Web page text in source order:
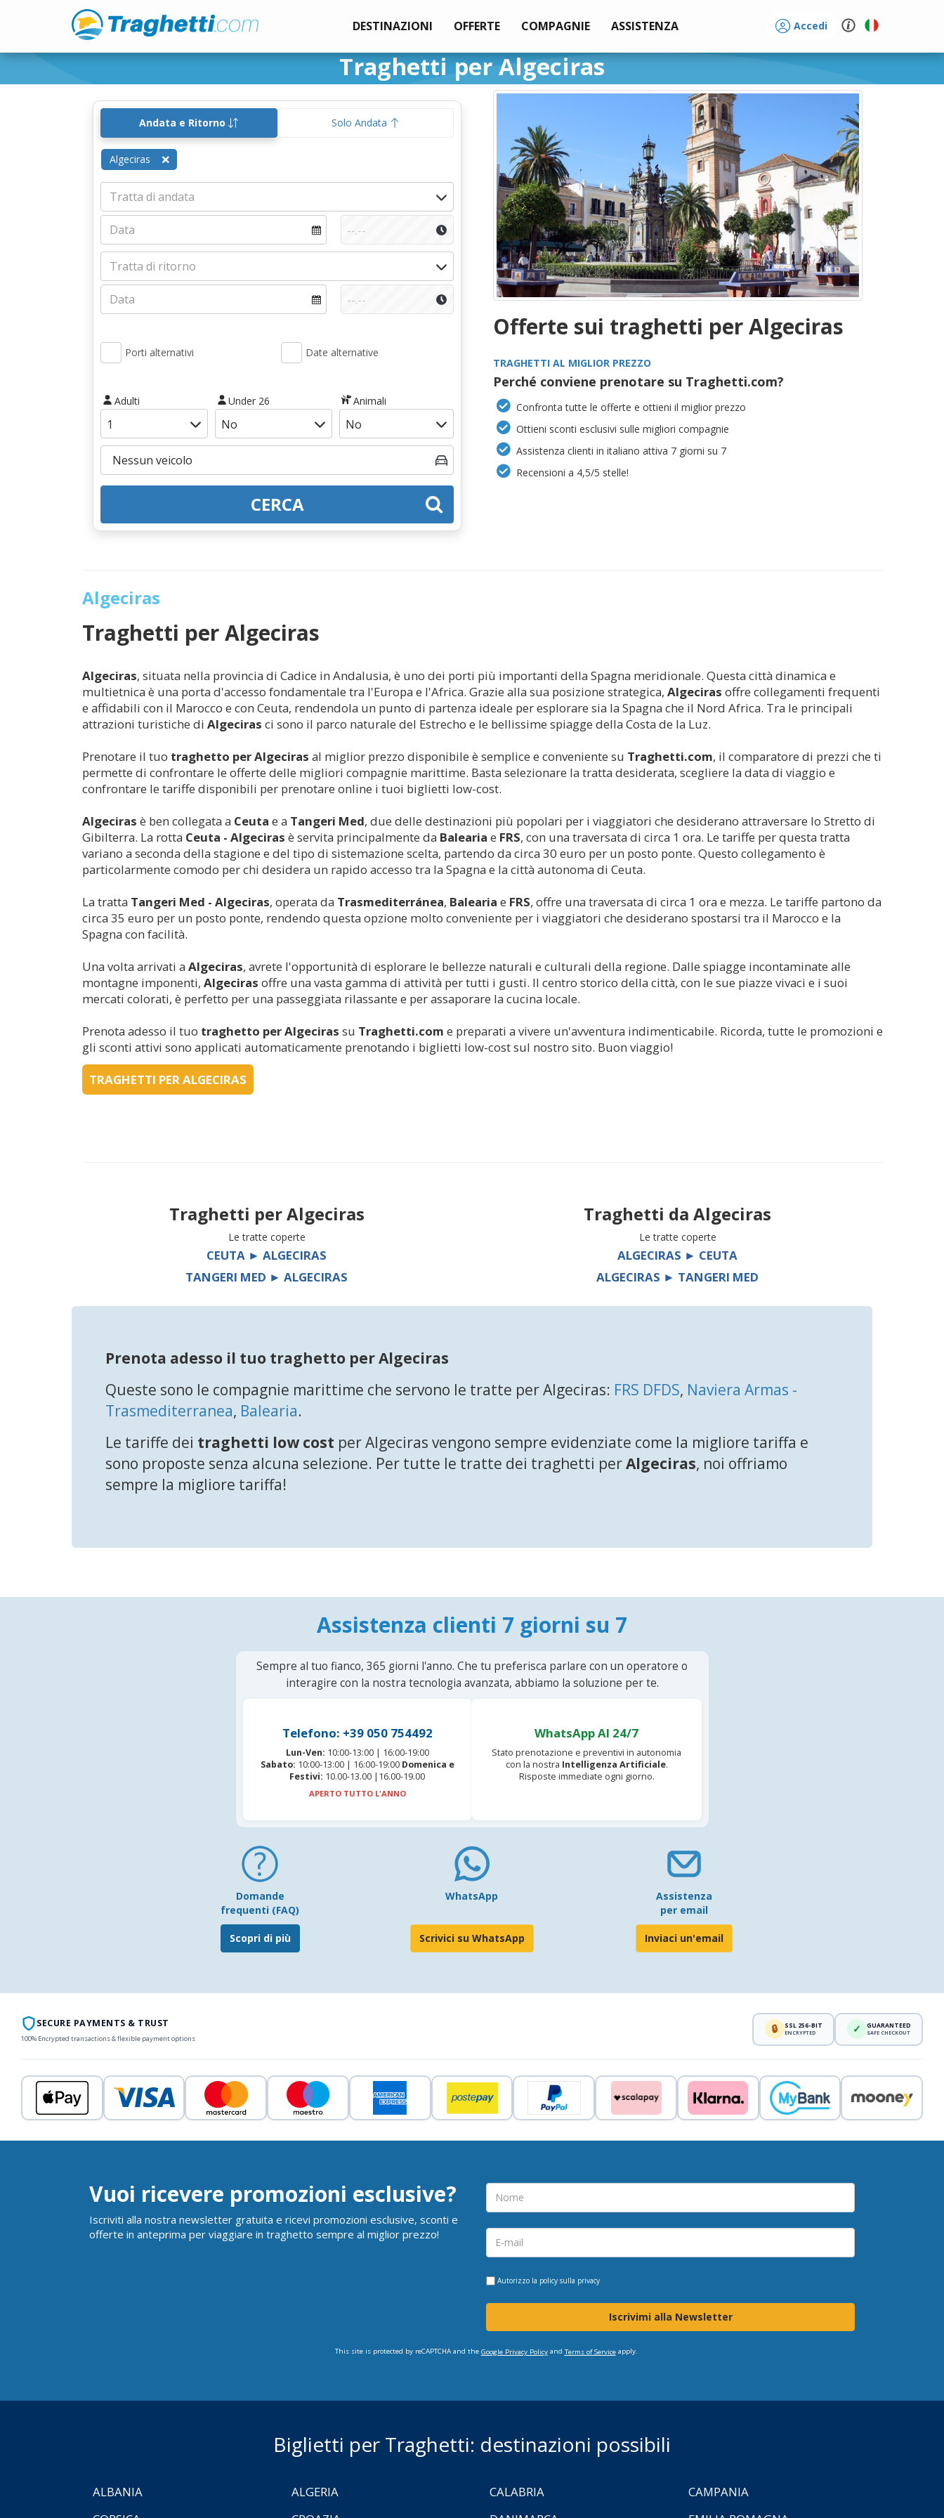
DESTINAZIONI OFFERTE COMPAGNIE ASSISTENZA Accedi
Traghetti per Algeciras
Andata e Ritorno Solo Andata
Algeciras
Porti alternativi Date alternative
Adulti Under 26 Animali
CERCA
Offerte sui traghetti per Algeciras
TRAGHETTI AL MIGLIOR PREZZO
Perché conviene prenotare su Traghetti.com?
Confronta tutte le offerte e ottieni il miglior prezzo
Ottieni sconti esclusivi sulle migliori compagnie
Assistenza clienti in italiano attiva 7 giorni su 7
Recensioni a 4,5/5 stelle!
Algeciras
Traghetti perAlgeciras
Algeciras, situata nella provincia di Cadice in Andalusia, è uno dei porti più importanti della Spagna meridionale. Questa città dinamica e
multietnica è una porta d'accesso fondamentale tra l'Europa e l'Africa. Grazie alla sua posizione strategica, Algeciras offre collegamenti frequenti
e affidabili con il Marocco e con Ceuta, rendendola un punto di partenza ideale per esplorare sia la Spagna che il Nord Africa. Tra le principali
attrazioni turistiche di Algeciras ci sono il parco naturale del Estrecho e le bellissime spiagge della Costa de la Luz.
Prenotare il tuo traghetto perAlgeciras al miglior prezzo disponibile è semplice e conveniente su Traghetti.com, il comparatore di prezzi che ti
permette di confrontare le offerte delle migliori compagnie marittime. Basta selezionare la tratta desiderata, scegliere la data di viaggio e
confrontare le tariffe disponibili per prenotare online i tuoi biglietti low-cost.
Algeciras è ben collegata a Ceuta e a Tangeri Med, due delle destinazioni più popolari per i viaggiatori che desiderano attraversare lo Stretto di
Gibilterra. La rotta Ceuta - Algeciras è servita principalmente da Balearia e FRS, con una traversata di circa 1 ora. Le tariffe per questa tratta
variano a seconda della stagione e del tipo di sistemazione scelta, partendo da circa 30 euro per un posto ponte. Questo collegamento è
particolarmente comodo per chi desidera un rapido accesso tra la Spagna e la città autonoma di Ceuta.
La tratta Tangeri Med - Algeciras, operata da Trasmediterránea, Balearia e FRS, offre una traversata di circa 1 ora e mezza. Le tariffe partono da
circa 35 euro per un posto ponte, rendendo questa opzione molto conveniente per i viaggiatori che desiderano spostarsi tra il Marocco e la
Spagna con facilità.
Una volta arrivati a Algeciras, avrete l'opportunità di esplorare le bellezze naturali e culturali della regione. Dalle spiagge incontaminate alle
montagne imponenti, Algeciras offre una vasta gamma di attività per tutti i gusti. Il centro storico della città, con le sue piazze vivaci e i suoi
mercati colorati, è perfetto per una passeggiata rilassante e per assaporare la cucina locale.
Prenota adesso il tuo traghetto perAlgeciras su Traghetti.com e preparati a vivere un'avventura indimenticabile. Ricorda, tutte le promozioni e
gli sconti attivi sono applicati automaticamente prenotando i biglietti low-cost sul nostro sito. Buon viaggio!
TRAGHETTI PER ALGECIRAS
Traghetti perAlgeciras
Le tratte coperte
CEUTA ► ALGECIRAS
TANGERI MED ► ALGECIRAS
Traghetti da Algeciras
Le tratte coperte
ALGECIRAS ► CEUTA
ALGECIRAS ► TANGERI MED
Prenota adesso il tuo traghetto per Algeciras
Queste sono le compagnie marittime che servono le tratte per Algeciras: FRS DFDS, Naviera Armas -
Trasmediterranea, Balearia.
Le tariffe dei traghetti low cost per Algeciras vengono sempre evidenziate come la migliore tariffa e
sono proposte senza alcuna selezione. Per tutte le tratte dei traghetti perAlgeciras, noi offriamo
sempre la migliore tariffa!
Assistenza clienti 7 giorni su 7
Sempre al tuo fianco, 365 giorni l'anno. Che tu preferisca parlare con un operatore o
interagire con la nostra tecnologia avanzata, abbiamo la soluzione per te.
Telefono: +39 050 754492
Lun-Ven: 10:00-13:00 | 16:00-19:00
Sabato: 10:00-13:00 | 16:00-19:00 Domenica e
Festivi: 10.00-13.00 |16.00-19.00
APERTO TUTTO L'ANNO
WhatsApp AI 24/7
Stato prenotazione e preventivi in autonomia
con la nostra Intelligenza Artificiale.
Risposte immediate ogni giorno.
Domande
frequenti (FAQ)
Scopri di più
WhatsApp
Scrivici su WhatsApp
Assistenza
per email
Inviaci un'email
SECURE PAYMENTS & TRUST
100% Encrypted transactions & flexible payment options
🔒 SSL 256-BIT
ENCRYPTED ✓ GUARANTEED
SAFE CHECKOUT
Vuoi ricevere promozioni esclusive?
Iscriviti alla nostra newsletter gratuita e ricevi promozioni esclusive, sconti e
offerte in anteprima per viaggiare in traghetto sempre al miglior prezzo!
Autorizzo la policy sulla privacy
Iscrivimi alla Newsletter
This site is protected by reCAPTCHA and the Google Privacy Policyand Terms of Serviceapply.
Biglietti per Traghetti: destinazioni possibili
ALBANIA ALGERIA CALABRIA
CAMPANIA